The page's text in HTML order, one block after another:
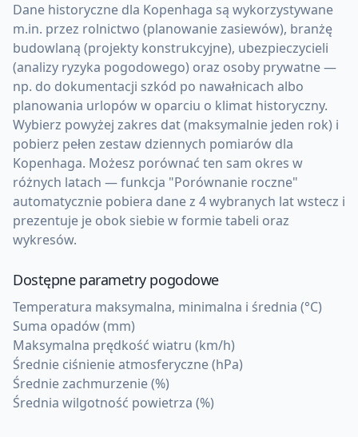
Dane historyczne dla Kopenhaga są wykorzystywane
m.in. przez rolnictwo (planowanie zasiewów), branżę
budowlaną (projekty konstrukcyjne), ubezpieczycieli
(analizy ryzyka pogodowego) oraz osoby prywatne —
np. do dokumentacji szkód po nawałnicach albo
planowania urlopów w oparciu o klimat historyczny.
Wybierz powyżej zakres dat (maksymalnie jeden rok) i
pobierz pełen zestaw dziennych pomiarów dla
Kopenhaga. Możesz porównać ten sam okres w
różnych latach — funkcja "Porównanie roczne"
automatycznie pobiera dane z 4 wybranych lat wstecz i
prezentuje je obok siebie w formie tabeli oraz
wykresów.
Dostępne parametry pogodowe
Temperatura maksymalna, minimalna i średnia (°C)
Suma opadów (mm)
Maksymalna prędkość wiatru (km/h)
Średnie ciśnienie atmosferyczne (hPa)
Średnie zachmurzenie (%)
Średnia wilgotność powietrza (%)